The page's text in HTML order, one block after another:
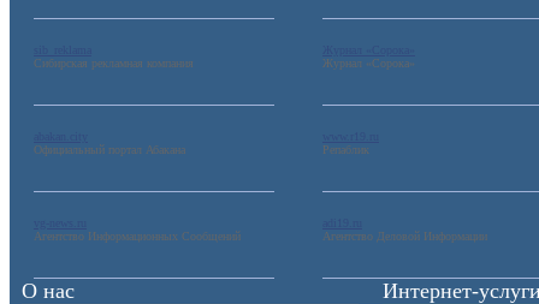
Сибирская рекламная компания
Журнал «Сорока»
Официальный портал Абакана
Репаблик
Агентство Информационных Сообщений
Агентство Деловой Информации
О нас Интернет-